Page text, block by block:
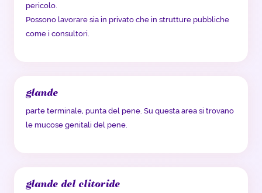
pericolo.
Possono lavorare sia in privato che in strutture pubbliche
come i consultori.
glande
parte terminale, punta del pene. Su questa area si trovano
le mucose genitali del pene.
glande del clitoride